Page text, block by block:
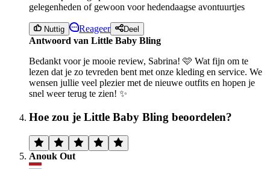
gelegenheden of gewoon voor hedendaagse avontuurtjes
Nuttig Reageer Deel
Antwoord van Little Baby Bling
Bedankt voor je mooie review, Sabrina! 🩷 Wat fijn om te
lezen dat je zo tevreden bent met onze kleding en service. We
wensen jullie veel plezier met de nieuwe outfits en hopen je
snel weer terug te zien! ✨
Hoe zou je Little Baby Bling beoordelen?
Anouk Out